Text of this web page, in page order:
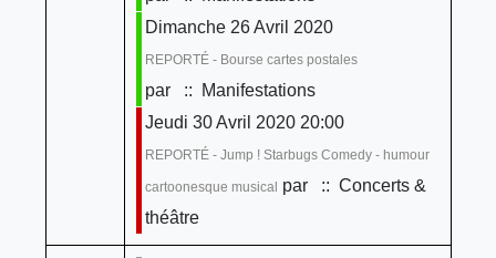
Dimanche 26 Avril 2020
REPORTÉ - Bourse cartes postales
par
:: Manifestations
Jeudi 30 Avril 2020 20:00
REPORTÉ - Jump ! Starbugs Comedy - humour
cartoonesque musical par
:: Concerts &
théâtre